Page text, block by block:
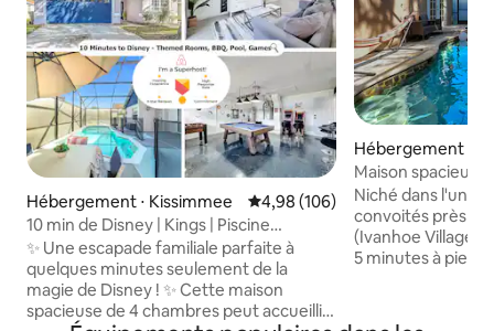
Hébergement ⋅ Kissimmee Évaluation moyenne sur la
4,98 (106)
10 min de Disney | Kings | Piscine
chauffée | Jeux
✨ Une escapade familiale parfaite à
quelques minutes seulement de la
magie de Disney ! ✨ Cette maison
spacieuse de 4 chambres peut accueillir
Hébergement ⋅
Maison
près du centre-
Niché dans l'un
convoités près
(Ivanhoe Village),
5 minutes à pied
chauffée, d'un